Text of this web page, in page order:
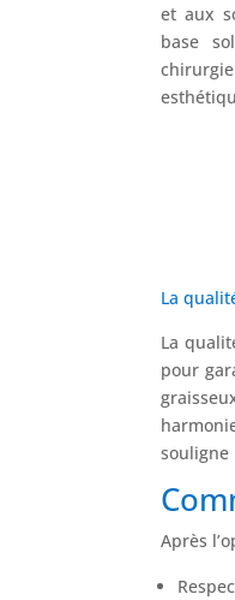
et aux
base
La
La
pour
souligne
Après